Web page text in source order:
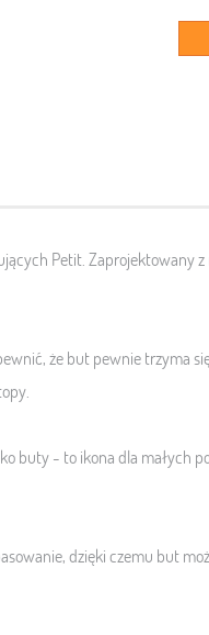
Petit. Zaprojektowany
że but pewnie trzyma
- to ikona dla małych
dzięki czemu but